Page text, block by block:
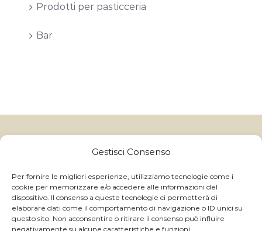
Gestisci Consenso
Per fornire le migliori esperienze, utilizziamo tecnologie come i
cookie per memorizzare e/o accedere alle informazioni del
dispositivo. Il consenso a queste tecnologie ci permetterà di
elaborare dati come il comportamento di navigazione o ID unici su
questo sito. Non acconsentire o ritirare il consenso può influire
negativamente su alcune caratteristiche e funzioni.
Prodotti per pasticceria
Bar
Gelatitaliaun marchio di Granulati Italia S.p.A | Via B. Colleoni, 10,
24040 Boltiere (BG) - Italy
C.C.I.A.A. R.E.A. BG 214822 - P.IVA IT 01059710168
GRANULATI ITALIA S.p.A ©2026 ALL RIGHTS RESERVED
- | Powered byMagnetica Development S.r.l.